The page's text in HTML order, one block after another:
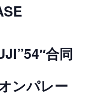
合同
ンパレー